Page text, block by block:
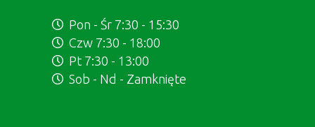
Pon - Śr 7:30 - 15:30
Czw 7:30 - 18:00
Pt 7:30 - 13:00
Sob - Nd - Zamknięte